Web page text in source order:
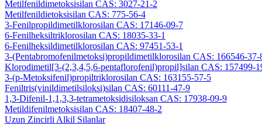
Metilfenildimetoksisilan CAS: 3027-21-2
Metilfenildietoksisilan CAS: 775-56-4
3-Fenilpropildimetilklorosilan CAS: 17146-09-7
6-Fenilheksiltriklorosilan CAS: 18035-33-1
6-Fenilheksildimetilklorosilan CAS: 97451-53-1
3-(Pentabromofenilmetoksi)propildimetilklorosilan CAS: 166546-37-
Klorodimetil[3-(2,3,4,5,6-pentaflorofenil)propil]silan CAS: 157499-
3-(p-Metoksifenil)propiltriklorosilan CAS: 163155-57-5
Feniltris(vinildimetilsiloksi)silan CAS: 60111-47-9
1,3-Difenil-1,1,3,3-tetrametoksidisiloksan CAS: 17938-09-9
Metildifenilmetoksisilan CAS: 18407-48-2
Uzun Zincirli Alkil Silanlar